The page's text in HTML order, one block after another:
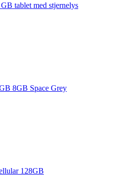
tablet med stjernelys
8GB Space Grey
128GB